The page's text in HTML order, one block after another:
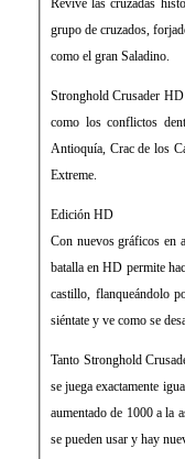
Revive las cruzadas
grupo de cruzados,
como el gran Saladino.
Stronghold Crusader HD
como los conflictos
Antioquía, Crac de los
Extreme.
Edición HD
Con nuevos gráficos en
batalla en HD permite
castillo, flanqueándolo
siéntate y ve como se
Tanto Stronghold
se juega exactamente
aumentado de 1000 a la
se pueden usar y hay